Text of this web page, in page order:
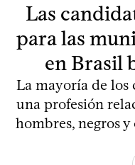
Las
para las
en Brasil
La mayoría de los
una profesión
hombres, negros